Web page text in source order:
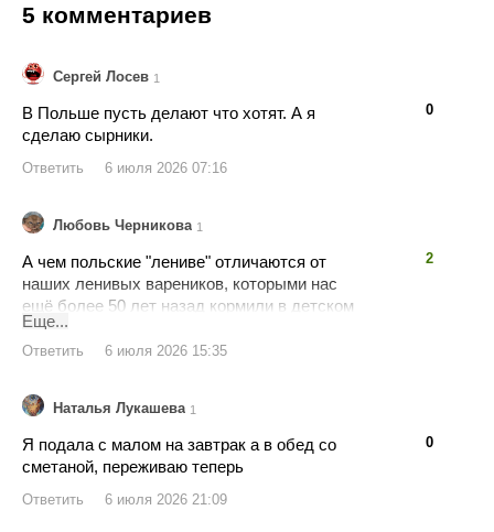
5 комментариев
Сергей Лосев 1
0
В Польше пусть делают что хотят. А я
сделаю сырники.
Ответить 6 июля 2026 07:16
Любовь Черникова 1
2
А чем польские "лениве" отличаются от
наших ленивых вареников, которыми нас
ещё более 50 лет назад кормили в детском
саду??? Да, и лучше всего их подавать со
сгущенкой)))
Еще...
Ответить 6 июля 2026 15:35
Наталья Лукашева 1
0
Я подала с малом на завтрак а в обед со
сметаной, переживаю теперь
Ответить 6 июля 2026 21:09